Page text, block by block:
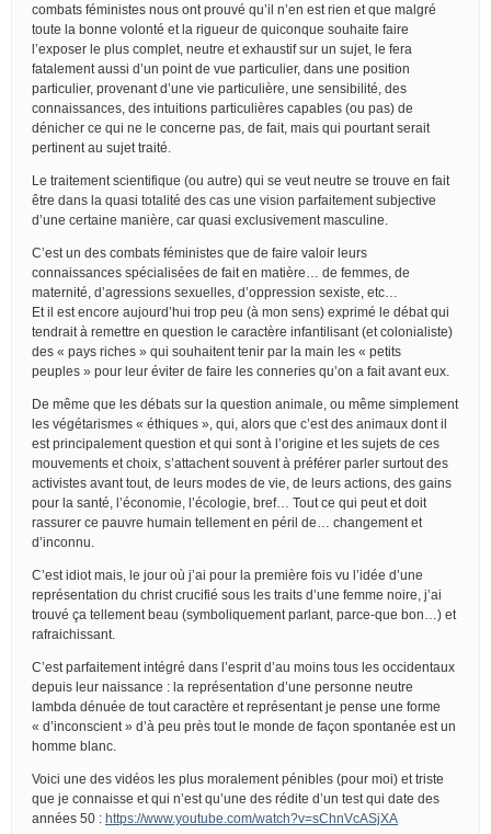
combats féministes nous ont prouvé qu’il n’en est rien et que malgré
toute la bonne volonté et la rigueur de quiconque souhaite faire
l’exposer le plus complet, neutre et exhaustif sur un sujet, le fera
fatalement aussi d’un point de vue particulier, dans une position
particulier, provenant d’une vie particulière, une sensibilité, des
connaissances, des intuitions particulières capables (ou pas) de
dénicher ce qui ne le concerne pas, de fait, mais qui pourtant serait
pertinent au sujet traité.
Le traitement scientifique (ou autre) qui se veut neutre se trouve en fait
être dans la quasi totalité des cas une vision parfaitement subjective
d’une certaine manière, car quasi exclusivement masculine.
C’est un des combats féministes que de faire valoir leurs
connaissances spécialisées de fait en matière… de femmes, de
maternité, d’agressions sexuelles, d’oppression sexiste, etc…
Et il est encore aujourd’hui trop peu (à mon sens) exprimé le débat qui
tendrait à remettre en question le caractère infantilisant (et colonialiste)
des « pays riches » qui souhaitent tenir par la main les « petits
peuples » pour leur éviter de faire les conneries qu’on a fait avant eux.
De même que les débats sur la question animale, ou même simplement
les végétarismes « éthiques », qui, alors que c’est des animaux dont il
est principalement question et qui sont à l’origine et les sujets de ces
mouvements et choix, s’attachent souvent à préférer parler surtout des
activistes avant tout, de leurs modes de vie, de leurs actions, des gains
pour la santé, l’économie, l’écologie, bref… Tout ce qui peut et doit
rassurer ce pauvre humain tellement en péril de… changement et
d’inconnu.
C’est idiot mais, le jour où j’ai pour la première fois vu l’idée d’une
représentation du christ crucifié sous les traits d’une femme noire, j’ai
trouvé ça tellement beau (symboliquement parlant, parce-que bon…) et
rafraichissant.
C’est parfaitement intégré dans l’esprit d’au moins tous les occidentaux
depuis leur naissance : la représentation d’une personne neutre
lambda dénuée de tout caractère et représentant je pense une forme
« d’inconscient » d’à peu près tout le monde de façon spontanée est un
homme blanc.
Voici une des vidéos les plus moralement pénibles (pour moi) et triste
que je connaisse et qui n’est qu’une des rédite d’un test qui date des
années 50 : https://www.youtube.com/watch?v=sChnVcASjXA